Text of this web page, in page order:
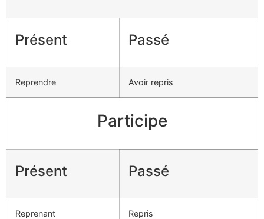
Présent Passé
Reprendre Avoir repris
Participe
Présent Passé
Reprenant
Repris